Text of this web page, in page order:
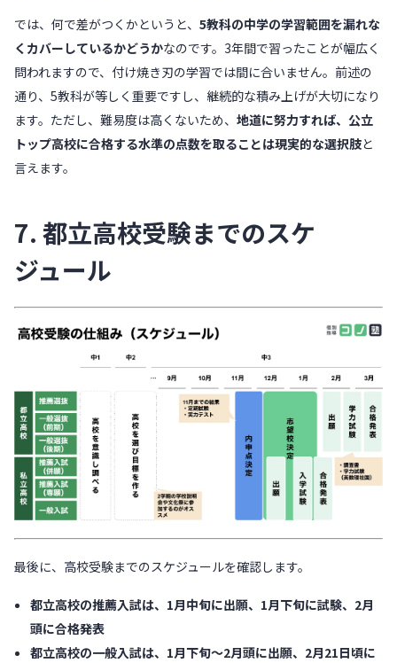
では、何で差がつくかというと、 5教科の中学の学習範囲を漏れな
くカバーしているかどうかなのです。3年間で習ったことが幅広く
問われますので、付け焼き刃の学習では間に合いません。前述の
通り、5教科が等しく重要ですし、継続的な積み上げが大切になり
ます。ただし、難易度は高くないため、 地道に努力すれば、公立
トップ高校に合格する水準の点数を取ることは現実的な選択肢と
言えます。
7. 都立高校受験までのスケ
ジュール
最後に、高校受験までのスケジュールを確認します。
都立高校の推薦入試は、1月中旬に出願、1月下旬に試験、2月
頭に合格発表
都立高校の一般入試は、1月下旬〜2月頭に出願、2月21日頃に